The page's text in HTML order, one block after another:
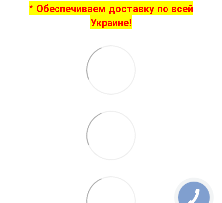
* Обеспечиваем доставку по всей
Украине!